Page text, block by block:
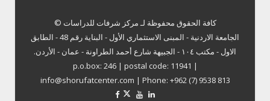
كافة الحقوق محفوظة لـ مركز شرفات للدراسات ©
الجامعة الاردنية - المبنى الاستثماري الأول - البناية رقم 48 - الطابق
الاول - مكتب ١٠٤ - الجبيهة شارع أحمد الطراونة - عمان - الأردن.
p.o.box: 246 | postal code: 11941 |
info@shorufatcenter.com | Phone: +962 (7) 9538 813